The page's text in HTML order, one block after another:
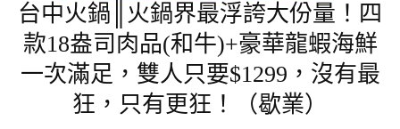
台中火鍋║火鍋界最浮誇大份量！四
款18盎司肉品(和牛)+豪華龍蝦海鮮
一次滿足，雙人只要$1299，沒有最
狂，只有更狂！（歇業）